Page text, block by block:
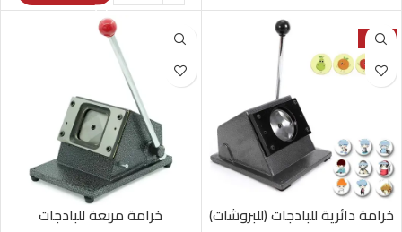
-42%
خرامة دائرية للبادجات (للبروشات)
خرامة مربعة للبادجات